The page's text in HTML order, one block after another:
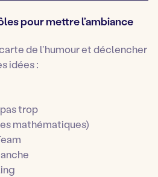
pour mettre l’ambiance
de l’humour et déclencher
idées :
trop
mathématiques)